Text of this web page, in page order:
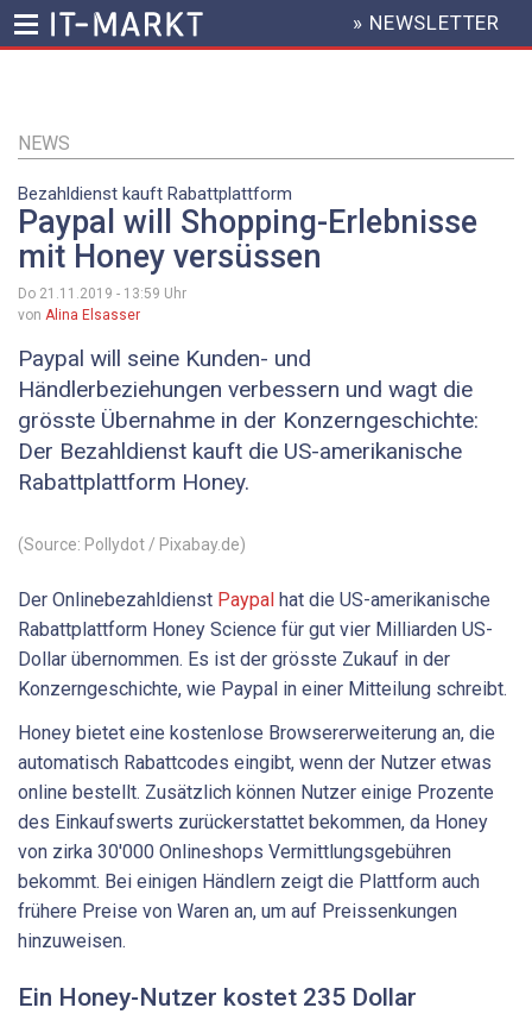
Inhalt
HEADER
MENU
» NEWSLETTER
NEWS
Bezahldienst kauft Rabattplattform
Paypal will Shopping-Erlebnisse
mit Honey versüssen
Do 21.11.2019 - 13:59 Uhr
von Alina Elsasser
Paypal will seine Kunden- und
Händlerbeziehungen verbessern und wagt die
grösste Übernahme in der Konzerngeschichte:
Der Bezahldienst kauft die US-amerikanische
Rabattplattform Honey.
(Source: Pollydot / Pixabay.de)
Der Onlinebezahldienst Paypal hat die US-amerikanische
Rabattplattform Honey Science für gut vier Milliarden US-
Dollar übernommen. Es ist der grösste Zukauf in der
Konzerngeschichte, wie Paypal in einer Mitteilung schreibt.
Honey bietet eine kostenlose Browsererweiterung an, die
automatisch Rabattcodes eingibt, wenn der Nutzer etwas
online bestellt. Zusätzlich können Nutzer einige Prozente
des Einkaufswerts zurückerstattet bekommen, da Honey
von zirka 30'000 Onlineshops Vermittlungsgebühren
bekommt. Bei einigen Händlern zeigt die Plattform auch
frühere Preise von Waren an, um auf Preissenkungen
hinzuweisen.
Ein Honey-Nutzer kostet 235 Dollar